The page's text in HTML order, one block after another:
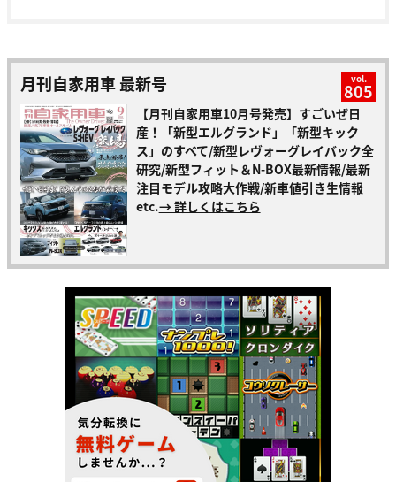
月刊自家用車 最新号 vol.
805
【月刊自家用車10月号発売】すごいぜ日
産！「新型エルグランド」「新型キック
ス」のすべて/新型レヴォーグレイバック全
研究/新型フィット＆N-BOX最新情報/最新
注目モデル攻略大作戦/新車値引き生情報
etc.→ 詳しくはこちら